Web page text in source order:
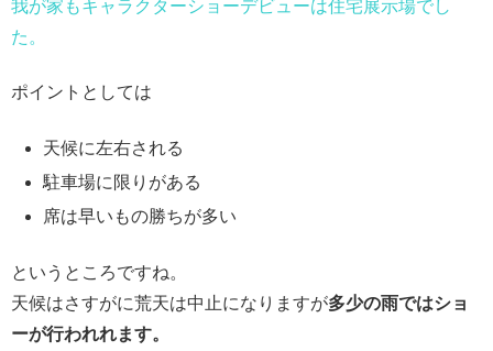
我が家もキャラクターショーデビューは住宅展示場でし
た。
ポイントとしては
天候に左右される
駐車場に限りがある
席は早いもの勝ちが多い
というところですね。
天候はさすがに荒天は中止になりますが多少の雨ではショ
ーが行われれます。